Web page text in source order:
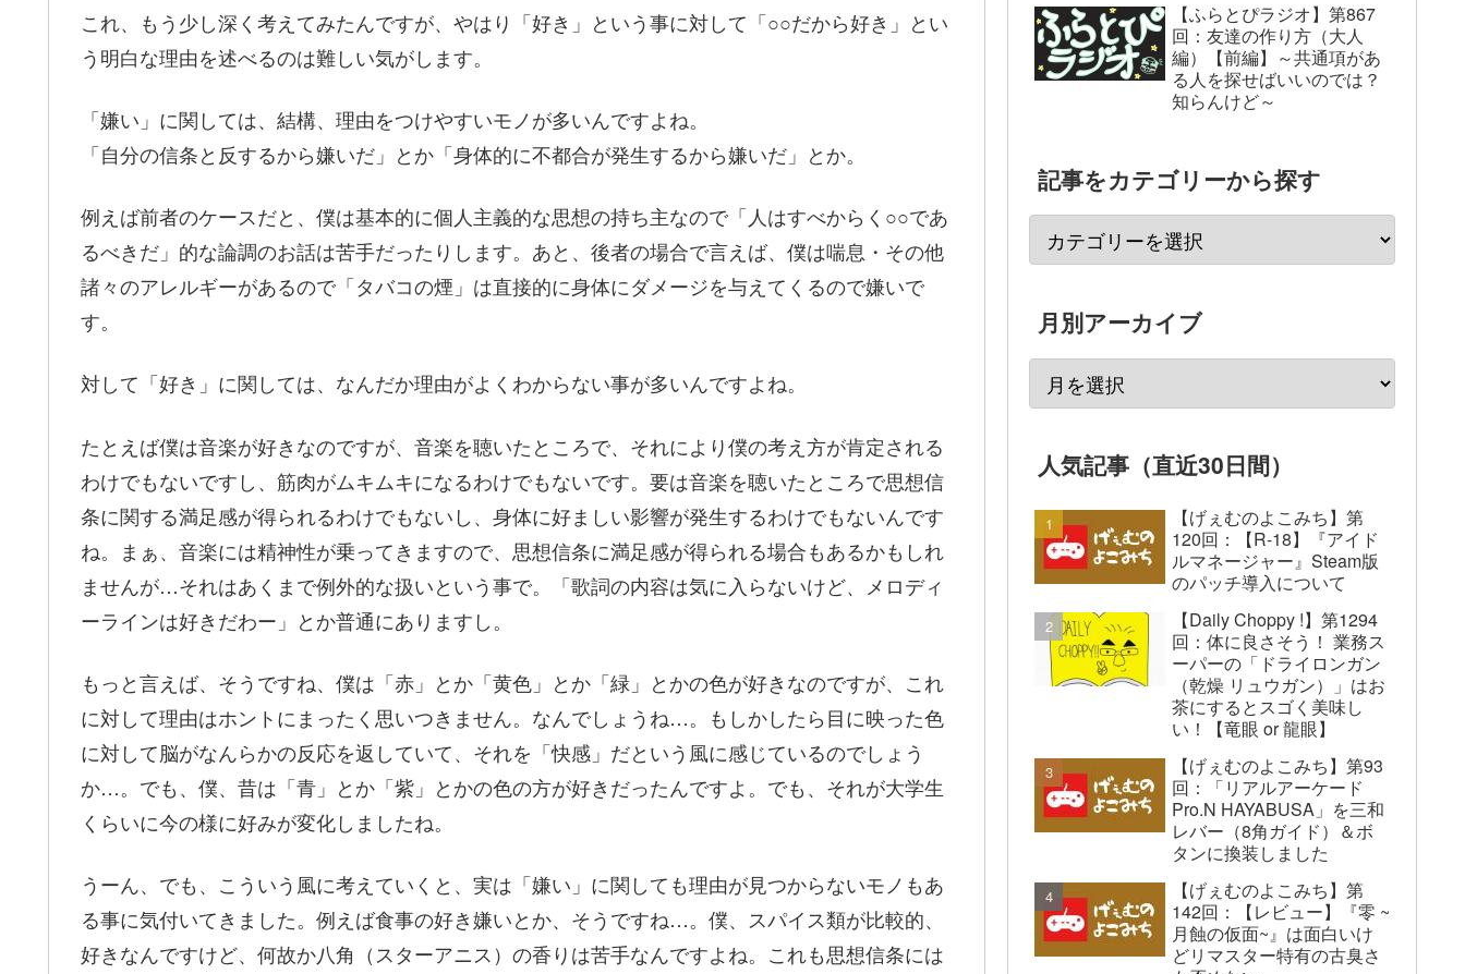
これ、もう少し深く考えてみたんですが、やはり「好き」という事に対して「○○だから好き」とい
う明白な理由を述べるのは難しい気がします。
「嫌い」に関しては、結構、理由をつけやすいモノが多いんですよね。
「自分の信条と反するから嫌いだ」とか「身体的に不都合が発生するから嫌いだ」とか。
例えば前者のケースだと、僕は基本的に個人主義的な思想の持ち主なので「人はすべからく○○であ
るべきだ」的な論調のお話は苦手だったりします。あと、後者の場合で言えば、僕は喘息・その他
諸々のアレルギーがあるので「タバコの煙」は直接的に身体にダメージを与えてくるので嫌いで
す。
対して「好き」に関しては、なんだか理由がよくわからない事が多いんですよね。
たとえば僕は音楽が好きなのですが、音楽を聴いたところで、それにより僕の考え方が肯定される
わけでもないですし、筋肉がムキムキになるわけでもないです。要は音楽を聴いたところで思想信
条に関する満足感が得られるわけでもないし、身体に好ましい影響が発生するわけでもないんです
ね。まぁ、音楽には精神性が乗ってきますので、思想信条に満足感が得られる場合もあるかもしれ
ませんが…それはあくまで例外的な扱いという事で。「歌詞の内容は気に入らないけど、メロディ
ーラインは好きだわー」とか普通にありますし。
もっと言えば、そうですね、僕は「赤」とか「黄色」とか「緑」とかの色が好きなのですが、これ
に対して理由はホントにまったく思いつきません。なんでしょうね…。もしかしたら目に映った色
に対して脳がなんらかの反応を返していて、それを「快感」だという風に感じているのでしょう
か…。でも、僕、昔は「青」とか「紫」とかの色の方が好きだったんですよ。でも、それが大学生
くらいに今の様に好みが変化しましたね。
うーん、でも、こういう風に考えていくと、実は「嫌い」に関しても理由が見つからないモノもあ
る事に気付いてきました。例えば食事の好き嫌いとか、そうですね…。僕、スパイス類が比較的、
好きなんですけど、何故か八角（スターアニス）の香りは苦手なんですよね。これも思想信条には
【ふらとぴラジオ】第867
回：友達の作り方（大人
編）【前編】～共通項があ
る人を探せばいいのでは？
知らんけど～
記事をカテゴリーから探す
月別アーカイブ
人気記事（直近30日間）
【げぇむのよこみち】第
120回：【R-18】『アイド
ルマネージャー』Steam版
のパッチ導入について
【Daily Choppy !】第1294
回：体に良さそう！ 業務ス
ーパーの「ドライロンガン
（乾燥 リュウガン）」はお
茶にするとスゴく美味し
い！【竜眼 or 龍眼】
【げぇむのよこみち】第93
回：「リアルアーケード
Pro.N HAYABUSA」を三和
レバー（8角ガイド）＆ボ
タンに換装しました
【げぇむのよこみち】第
142回：【レビュー】『零 ~
月蝕の仮面~』は面白いけ
どリマスター特有の古臭さ